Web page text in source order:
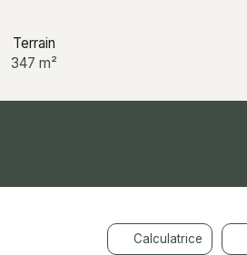
Terrain
347m²
Calculatrice